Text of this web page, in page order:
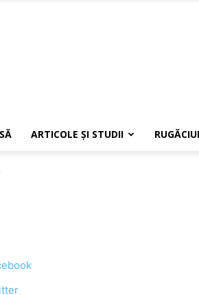
ARTICOLE ŞI STUDII